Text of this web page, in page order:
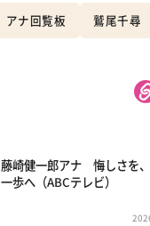
アナ回覧板 鷲尾千尋
藤崎健一郎アナ 悔しさを
一歩へ（ABCテレビ）